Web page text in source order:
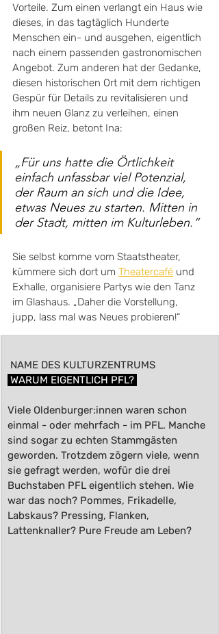
Vorteile. Zum einen verlangt ein Haus wie
dieses, in das tagtäglich Hunderte
Menschen ein- und ausgehen, eigentlich
nach einem passenden gastronomischen
Angebot. Zum anderen hat der Gedanke,
diesen historischen Ort mit dem richtigen
Gespür für Details zu revitalisieren und
ihm neuen Glanz zu verleihen, einen
großen Reiz, betont Ina:
„Für uns hatte die Örtlichkeit
einfach unfassbar viel Potenzial,
der Raum an sich und die Idee,
etwas Neues zu starten. Mitten in
der Stadt, mitten im Kulturleben.“
Sie selbst komme vom Staatstheater,
kümmere sich dort um Theatercafé und
Exhalle, organisiere Partys wie den Tanz
im Glashaus. „Daher die Vorstellung,
jupp, lass mal was Neues probieren!“
NAME DES KULTURZENTRUMS
WARUM EIGENTLICH PFL?
Viele Oldenburger:innen waren schon
einmal - oder mehrfach - im PFL. Manche
sind sogar zu echten Stammgästen
geworden. Trotzdem zögern viele, wenn
sie gefragt werden, wofür die drei
Buchstaben PFL eigentlich stehen. Wie
war das noch? Pommes, Frikadelle,
Labskaus? Pressing, Flanken,
Lattenknaller? Pure Freude am Leben?